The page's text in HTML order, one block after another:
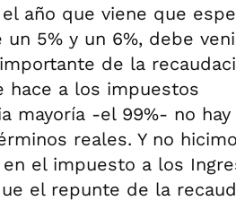
año que viene que
5% y un 6%, debe
de la
hace a los impuestos
mayoría -el 99%- no hay
reales. Y no
el impuesto a los
el repunte de la